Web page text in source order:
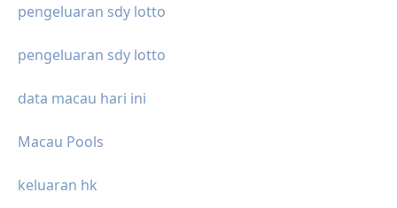
pengeluaran sdy lotto
pengeluaran sdy lotto
data macau hari ini
Macau Pools
keluaran hk